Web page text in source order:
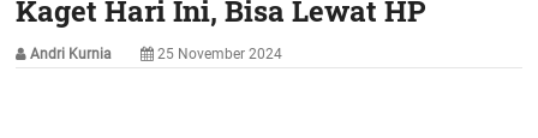
Kaget Hari Ini, Bisa Lewat HP
Andri Kurnia 25 November 2024